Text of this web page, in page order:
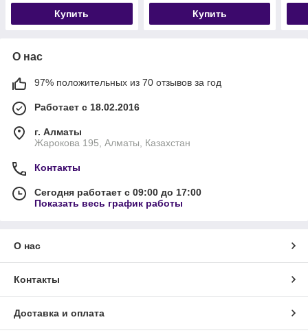
Купить Купить
О нас
97% положительных из 70 отзывов за год
Работает с 18.02.2016
г. Алматы
Жарокова 195, Алматы, Казахстан
Контакты
Сегодня работает с 09:00 до 17:00
Показать весь график работы
О нас
Контакты
Доставка и оплата